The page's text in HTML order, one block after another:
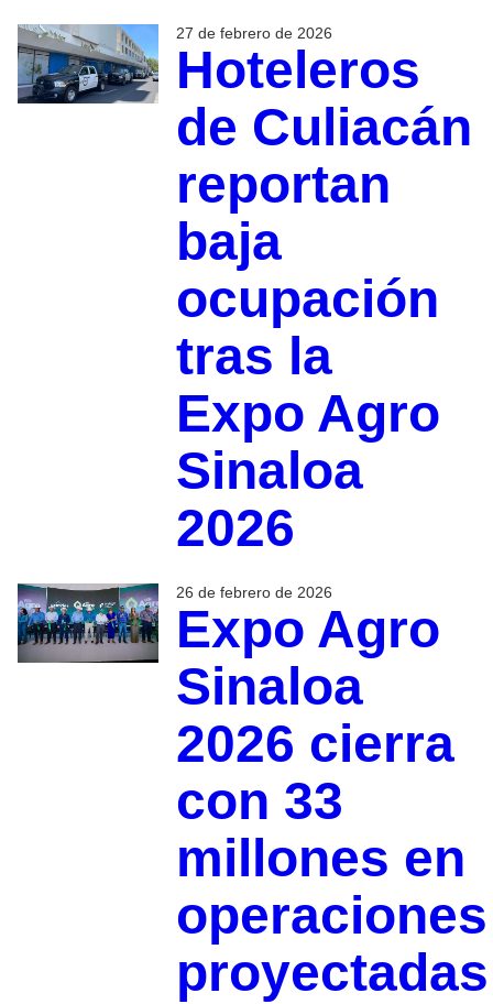
27 de febrero de 2026
Hoteleros
de Culiacán
reportan
baja
ocupación
tras la
Expo Agro
Sinaloa
2026
26 de febrero de 2026
Expo Agro
Sinaloa
2026 cierra
con 33
millones en
operaciones
proyectadas